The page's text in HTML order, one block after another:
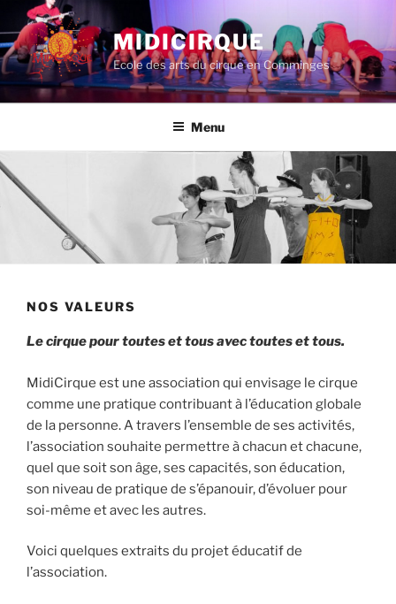
Aller
au
contenu
principal
MIDICIRQUE
Ecole des arts du cirque en Comminges
Menu
NOS VALEURS
Le cirque pour toutes et tous avec toutes et tous.
MidiCirque est une association qui envisage le cirque
comme une pratique contribuant à l’éducation globale
de la personne. A travers l’ensemble de ses activités,
l’association souhaite permettre à chacun et chacune,
quel que soit son âge, ses capacités, son éducation,
son niveau de pratique de s’épanouir, d’évoluer pour
soi-même et avec les autres.
Voici quelques extraits du projet éducatif de
l’association.